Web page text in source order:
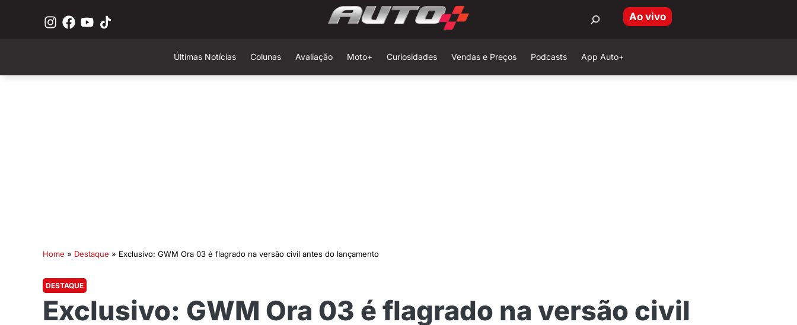
Ao vivo
Últimas Notícias Colunas Avaliação Moto+ Curiosidades Vendas e Preços Podcasts App Auto+
Home » Destaque » Exclusivo: GWM Ora 03 é flagrado na versão civil antes do lançamento
DESTAQUE
Exclusivo: GWM Ora 03 é flagrado na versão civil